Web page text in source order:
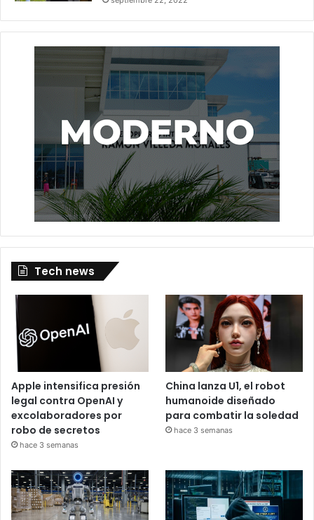
Tech news
Apple intensifica presión
legal contra OpenAI y
excolaboradores por
robo de secretos
hace 3 semanas
China lanza U1, el robot
humanoide diseñado
para combatir la soledad
hace 3 semanas